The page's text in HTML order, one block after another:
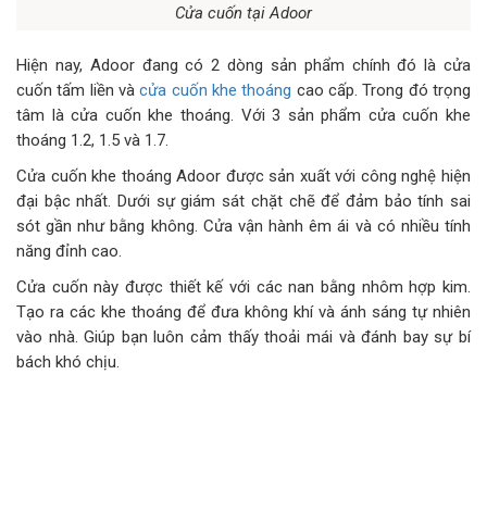
Cửa cuốn tại Adoor
Hiện nay, Adoor đang có 2 dòng sản phẩm chính đó là cửa
cuốn tấm liền vàcửa cuốn khe thoáng cao cấp. Trong đó trọng
tâm là cửa cuốn khe thoáng. Với 3 sản phẩm cửa cuốn khe
thoáng 1.2, 1.5 và 1.7.
Cửa cuốn khe thoáng Adoor được sản xuất với công nghệ hiện
đại bậc nhất. Dưới sự giám sát chặt chẽ để đảm bảo tính sai
sót gần như bằng không. Cửa vận hành êm ái và có nhiều tính
năng đỉnh cao.
Cửa cuốn này được thiết kế với các nan bằng nhôm hợp kim.
Tạo ra các khe thoáng để đưa không khí và ánh sáng tự nhiên
vào nhà. Giúp bạn luôn cảm thấy thoải mái và đánh bay sự bí
bách khó chịu.